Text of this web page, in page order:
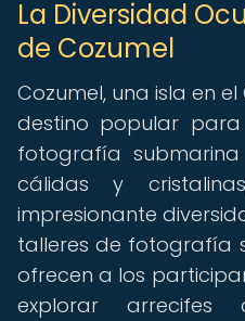
La Diversidad
de Cozumel
Cozumel, una isla en
destino popular
fotografía
cálidas y
impresionante
talleres de fotografía
ofrecen a los
explorar arrecifes